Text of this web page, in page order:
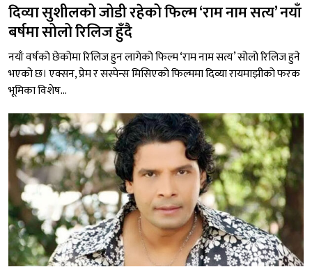
दिव्या सुशीलको जोडी रहेको फिल्म ‘राम नाम सत्य’ नयाँ
बर्षमा सोलो रिलिज हुँदै
नयाँ वर्षको छेकोमा रिलिज हुन लागेको फिल्म ‘राम नाम सत्य’ सोलो रिलिज हुने
भएको छ। एक्सन, प्रेम र सस्पेन्स मिसिएको फिल्ममा दिव्या रायमाझीको फरक
भूमिका विशेष...